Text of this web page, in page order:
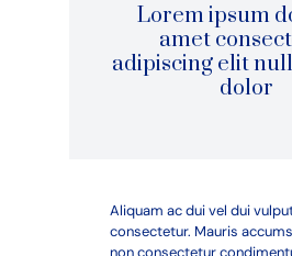
Lorem ipsum
amet
adipiscing elit
dolor
Aliquam ac dui vel dui
consectetur. Mauris